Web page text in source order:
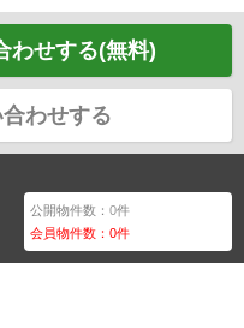
わせする(無料)
わせする
公開物件数：0件
会員物件数：0件